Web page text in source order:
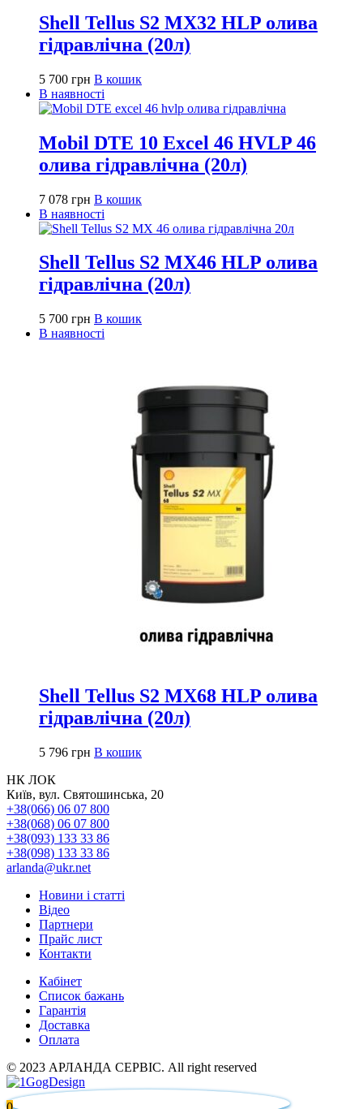
Shell Tellus S2 MX32 HLP олива
гідравлічна (20л)
5 700 грн В кошик
В наявності
Mobil DTE 10 Excel 46 HVLP 46
олива гідравлічна (20л)
7 078 грн В кошик
В наявності
Shell Tellus S2 MX46 HLP олива
гідравлічна (20л)
5 700 грн В кошик
В наявності
Shell Tellus S2 MX68 HLP олива
гідравлічна (20л)
5 796 грн В кошик
НК ЛОК
Київ, вул. Святошинська, 20
+38(066) 06 07 800
+38(068) 06 07 800
+38(093) 133 33 86
+38(098) 133 33 86
arlanda@ukr.net
Новини і статті
Відео
Партнери
Прайс лист
Контакти
Кабінет
Список бажань
Гарантія
Доставка
Оплата
© 2023 АРЛАНДА СЕРВІС. All right reserved